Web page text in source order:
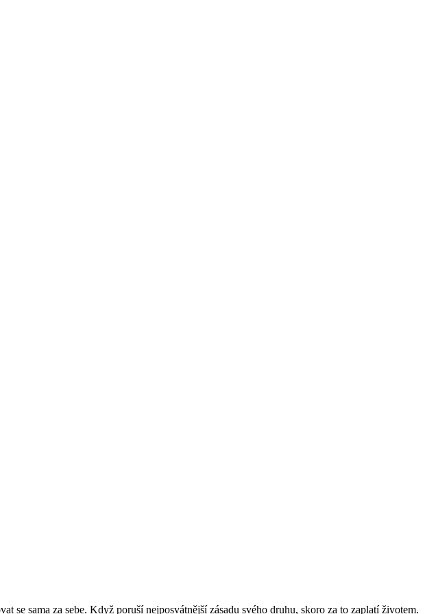
sama za sebe. Když poruší nejposvátnější zásadu svého druhu, skoro za to zaplatí životem.